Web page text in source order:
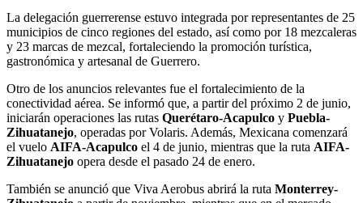
La delegación guerrerense estuvo integrada por representantes de 25
municipios de cinco regiones del estado, así como por 18 mezcaleras
y 23 marcas de mezcal, fortaleciendo la promoción turística,
gastronómica y artesanal de Guerrero.
Otro de los anuncios relevantes fue el fortalecimiento de la
conectividad aérea. Se informó que, a partir del próximo 2 de junio,
iniciarán operaciones las rutas Querétaro-Acapulco y Puebla-
Zihuatanejo, operadas por Volaris. Además, Mexicana comenzará
el vuelo AIFA-Acapulco el 4 de junio, mientras que la ruta AIFA-
Zihuatanejo opera desde el pasado 24 de enero.
También se anunció que Viva Aerobus abrirá la ruta Monterrey-